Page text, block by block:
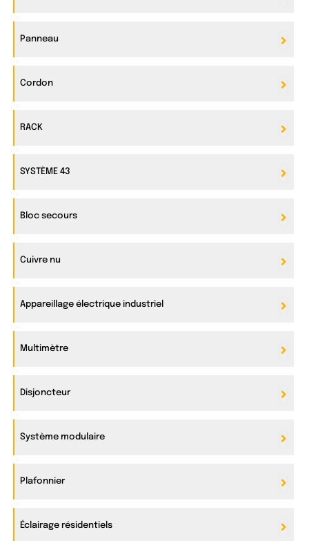
Panneau
Cordon
RACK
SYSTÈME 43
Bloc secours
Cuivre nu
Appareillage électrique industriel
Multimètre
Disjoncteur
Système modulaire
Plafonnier
Éclairage résidentiels